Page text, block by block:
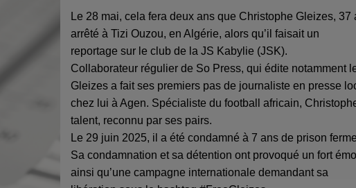
Le 28 mai, cela fera deux ans que Christophe Gleizes, 37
arrêté à Tizi Ouzou, en Algérie, alors qu’il faisait un
reportage sur le club de la JS Kabylie (JSK).
Collaborateur régulier de So Press, qui édite notamment
Gleizes a fait ses premiers pas de journaliste en presse
chez lui à Agen. Spécialiste du football africain,
talent, reconnu par ses pairs.
Le 29 juin 2025, il a été condamné à 7 ans de prison
Sa condamnation et sa détention ont provoqué un fort
ainsi qu’une campagne internationale demandant sa